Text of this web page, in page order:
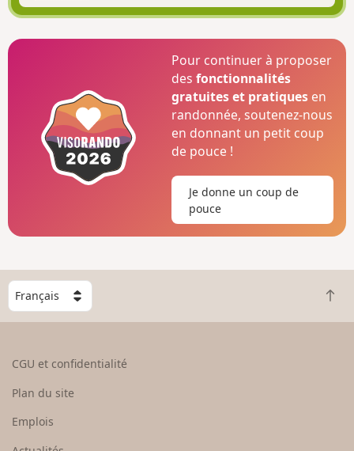
Pour continuer à proposer
desfonctionnalités
gratuites et pratiques en
randonnée, soutenez-nous
en donnant un petit coup
de pouce !
Je donne un coup de
pouce
C
h
o
e
R
e
CGU et confidentialité
Plan du site
Emplois